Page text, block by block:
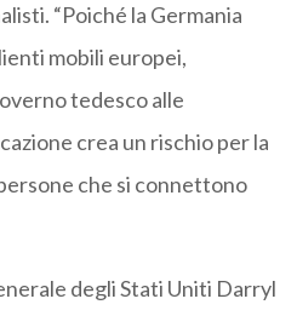
“Poiché la Germania
mobili europei,
tedesco alle
crea un rischio per la
che si connettono
degli Stati Uniti Darryl